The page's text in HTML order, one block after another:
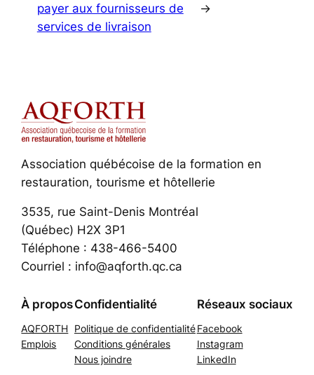
payer aux fournisseurs de
services de livraison
→
Association québécoise de la formation en
restauration, tourisme et hôtellerie
3535, rue Saint-Denis Montréal
(Québec) H2X 3P1
Téléphone : 438-466-5400
Courriel : info@aqforth.qc.ca
À propos
AQFORTH
Emplois
Confidentialité
Politique de confidentialité
Conditions générales
Nous joindre
Réseaux sociaux
Facebook
Instagram
LinkedIn